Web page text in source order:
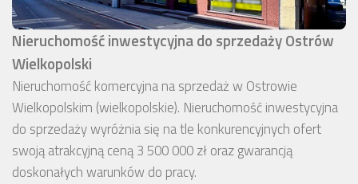
Nieruchomość inwestycyjna do sprzedaży Ostrów
Wielkopolski
Nieruchomość komercyjna na sprzedaż w Ostrowie
Wielkopolskim (wielkopolskie). Nieruchomość inwestycyjna
do sprzedaży wyróżnia się na tle konkurencyjnych ofert
swoją atrakcyjną ceną 3 500 000 zł oraz gwarancją
doskonałych warunków do pracy.